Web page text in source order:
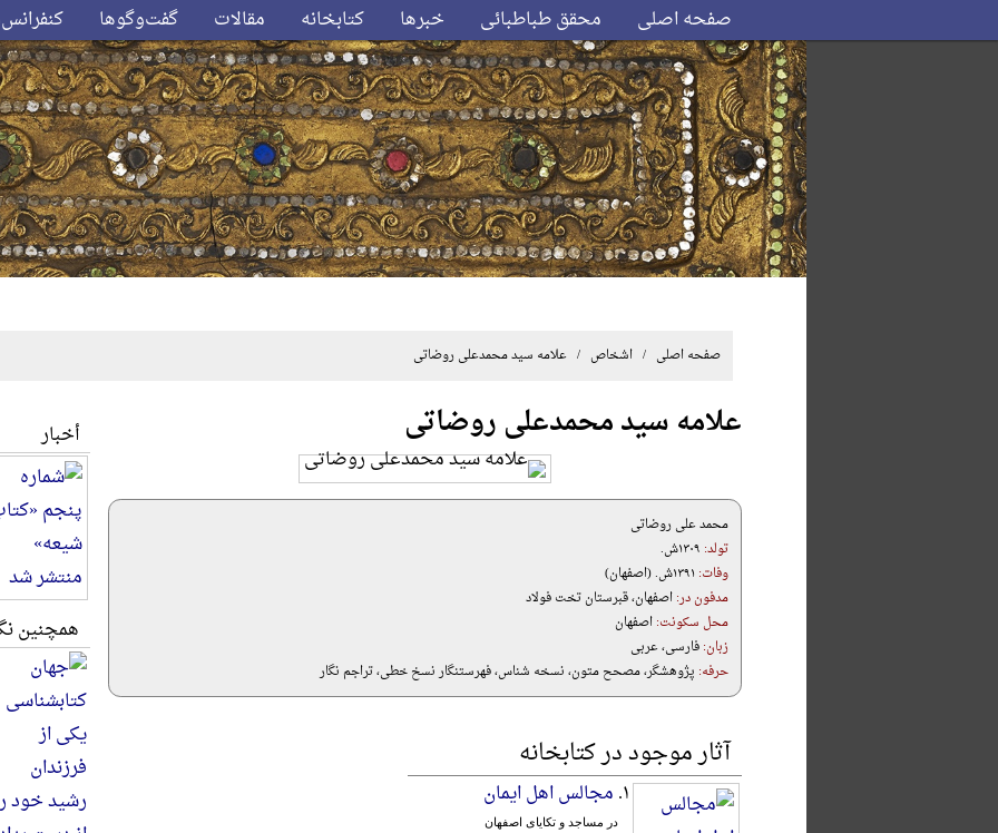
صفحه اصلی محقق طباطبائی خبرها کتابخانه مقالات گفت‌وگوها
صفحه اصلی / اشخاص / علامه سید محمدعلی روضاتی
علامه سید محمدعلی روضاتی
محمد علی روضاتی
تولد:
وفات:
مدفون در:اصفهان، قبرستان تخت فولاد
محل سکونت:اصفهان
زبان:فارسی، عربی
حرفه: پژوهشگر، مصحح متون، نسخه شناس، فهرستنگار نسخ خطی، تراجم نگار
آثار موجود در کتابخانه
۱. مجالس اهل ایمان
در مساجد و تکایای اصفهان
أخبار
همچنین